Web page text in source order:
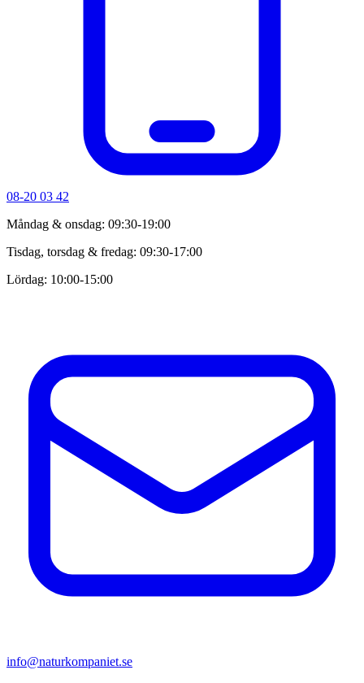
08-20 03 42
Måndag & onsdag: 09:30-19:00
Tisdag, torsdag & fredag: 09:30-17:00
Lördag: 10:00-15:00
info@naturkompaniet.se